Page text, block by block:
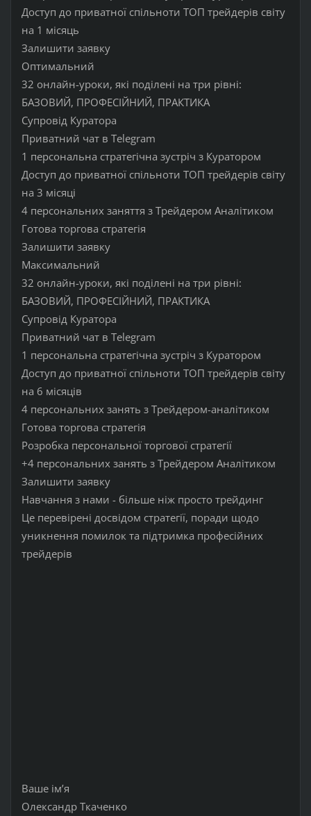
Доступ до приватної спільноти ТОП трейдерів світу
на 1 місяць
Залишити заявку
Оптимальний
32 онлайн-уроки, які поділені на три рівні:
БАЗОВИЙ, ПРОФЕСІЙНИЙ, ПРАКТИКА
Супровід Куратора
Приватний чат в Telegram
1 персональна стратегічна зустріч з Куратором
Доступ до приватної спільноти ТОП трейдерів світу
на 3 місяці
4 персональних заняття з Трейдером Аналітиком
Готова торгова стратегія
Залишити заявку
Максимальний
32 онлайн-уроки, які поділені на три рівні:
БАЗОВИЙ, ПРОФЕСІЙНИЙ, ПРАКТИКА
Супровід Куратора
Приватний чат в Telegram
1 персональна стратегічна зустріч з Куратором
Доступ до приватної спільноти ТОП трейдерів світу
на 6 місяців
4 персональних занять з Трейдером-аналітиком
Готова торгова стратегія
Розробка персональної торгової стратегії
+4 персональних занять з Трейдером Аналітиком
Залишити заявку
Навчання з нами - більше ніж просто трейдинг
Це перевірені досвідом стратегії, поради щодо
уникнення помилок та підтримка професійних
трейдерів
Ваше ім’я
Олександр Ткаченко